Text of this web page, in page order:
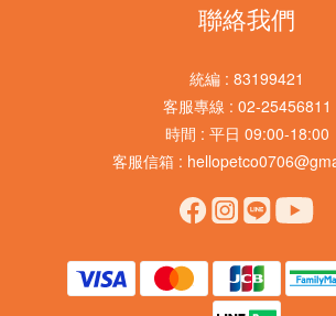
聯絡我們
統編 : 83199421
客服專線 : 02-25456811
時間 : 平日 09:00-18:00
客服信箱 :